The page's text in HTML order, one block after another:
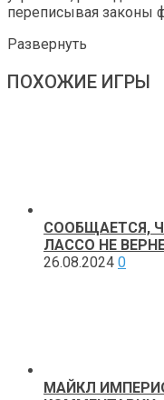
переписывая законы
Развернуть
ПОХОЖИЕ ИГРЫ
СООБЩАЕТСЯ,
ЛАССО НЕ
26.08.2024 0
МАЙКЛ